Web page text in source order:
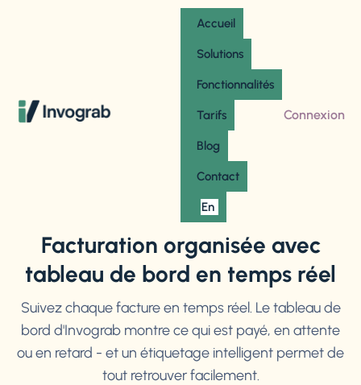
Accueil
Solutions
Fonctionnalités
Tarifs
Blog
Contact
En
Connexion
Facturation organisée avec
tableau de bord en temps réel
Suivez chaque facture en temps réel. Le tableau de
bord d'Invograb montre ce qui est payé, en attente
ou en retard - et un étiquetage intelligent permet de
tout retrouver facilement.